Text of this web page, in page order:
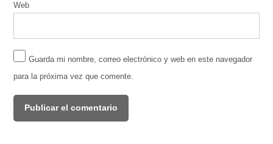
Web
Guarda mi nombre, correo electrónico y web en este navegador
para la próxima vez que comente.